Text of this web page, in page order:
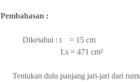
Pembahasan :
Diketahui : t = 15 cm
Ls = 471 cm²
Tentukan dulu panjang jari-jari